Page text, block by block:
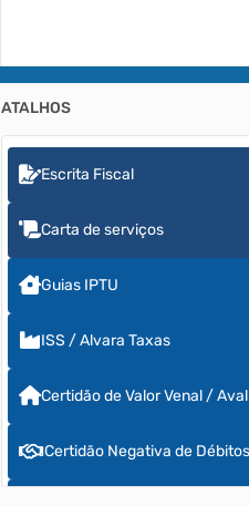
ATALHOS
Escrita Fiscal
Carta de serviços
Guias IPTU
ISS / Alvara Taxas
Certidão de Valor Venal / Aval
Certidão Negativa de Débitos